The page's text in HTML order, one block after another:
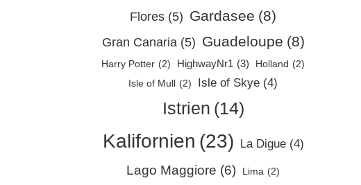
Flores (5) Gardasee (8)
Gran Canaria (5) Guadeloupe (8)
Harry Potter (2) HighwayNr1 (3) Holland (2)
Isle of Mull (2) Isle of Skye (4)
Istrien (14)
Kalifornien (23) La Digue (4)
Lago Maggiore (6) Lima (2)